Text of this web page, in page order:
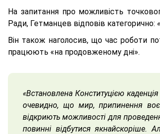
На запитання про можливість
Ради, Гетманцев відповів категорично:
Він також наголосив, що час роботи
працюють «на продовженому дні».
«Встановлена Конституцією
очевидно, що мир, припинення
відкриють можливості для
повинні відбутися якнайскоріше.